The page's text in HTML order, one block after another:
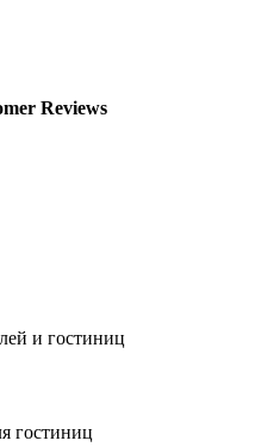
Reviews
и гостиниц
гостиниц